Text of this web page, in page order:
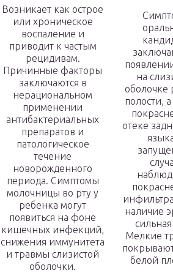
Возникает как острое
или хроническое
воспаление и
приводит к частым
рецидивам.
Причинные факторы
заключаются в
нерациональном
применении
антибактериальных
препаратов и
патологическое
течение
новорожденного
периода. Симптомы
молочницы во рту у
ребенка могут
появиться на фоне
кишечных инфекций,
снижения иммунитета
и травмы слизистой
оболочки.
на
оболочке
полости,
отеке
наличие
Мелкие
белой